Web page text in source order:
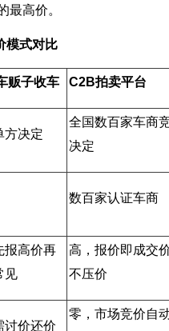
最高价。
模式对比
贩子收车 C2B拍卖平台
方决定
全国数百家车商
决定
数百家认证车商
报高价再
见
高，报价即成交价
不压价
讨价还价
零，市场竞价自